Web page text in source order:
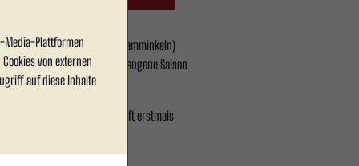
Media-Plattformen
von externen
auf diese Inhalte
(Höingsweg 3, 46499 Hamminkeln)
beendeten die vergangene Saison
Tage soll die Mannschaft erstmals